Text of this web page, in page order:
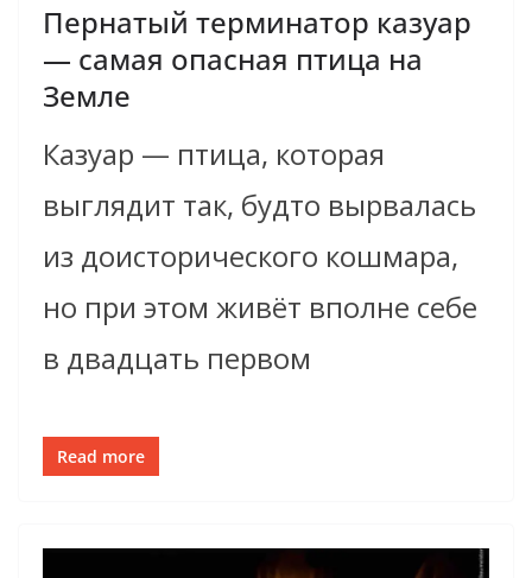
Пернатый терминатор казуар
— самая опасная птица на
Земле
Казуар — птица, которая
выглядит так, будто вырвалась
из доисторического кошмара,
но при этом живёт вполне себе
в двадцать первом
Read more